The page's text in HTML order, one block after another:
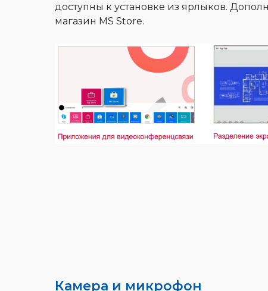
доступны к установке из ярлыков.
магазин MS Store.
Камера и микрофон